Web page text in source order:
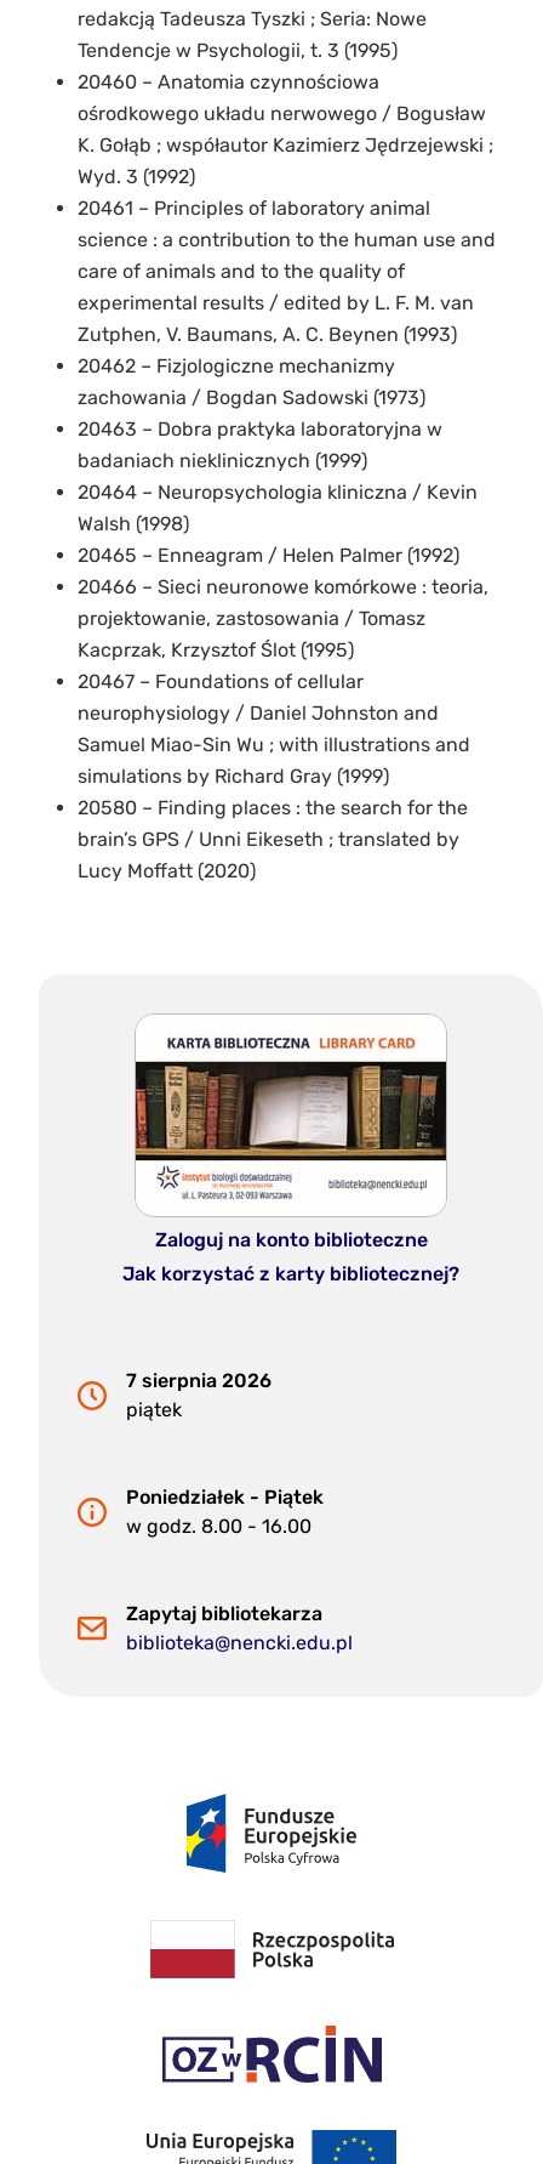
redakcją Tadeusza Tyszki ; Seria: Nowe
Tendencje w Psychologii, t. 3 (1995)
20460 – Anatomia czynnościowa
ośrodkowego układu nerwowego / Bogusław
K. Gołąb ; współautor Kazimierz Jędrzejewski ;
Wyd. 3 (1992)
20461 – Principles of laboratory animal
science : a contribution to the human use and
care of animals and to the quality of
experimental results / edited by L. F. M. van
Zutphen, V. Baumans, A. C. Beynen (1993)
20462 – Fizjologiczne mechanizmy
zachowania / Bogdan Sadowski (1973)
20463 – Dobra praktyka laboratoryjna w
badaniach nieklinicznych (1999)
20464 – Neuropsychologia kliniczna / Kevin
Walsh (1998)
20465 – Enneagram / Helen Palmer (1992)
20466 – Sieci neuronowe komórkowe : teoria,
projektowanie, zastosowania / Tomasz
Kacprzak, Krzysztof Ślot (1995)
20467 – Foundations of cellular
neurophysiology / Daniel Johnston and
Samuel Miao-Sin Wu ; with illustrations and
simulations by Richard Gray (1999)
20580 – Finding places : the search for the
brain’s GPS / Unni Eikeseth ; translated by
Lucy Moffatt (2020)
Zaloguj na konto biblioteczne
Jak korzystać z karty bibliotecznej?
7 sierpnia 2026
piątek
Poniedziałek - Piątek
w godz. 8.00 - 16.00
Zapytaj bibliotekarza
biblioteka@nencki.edu.pl